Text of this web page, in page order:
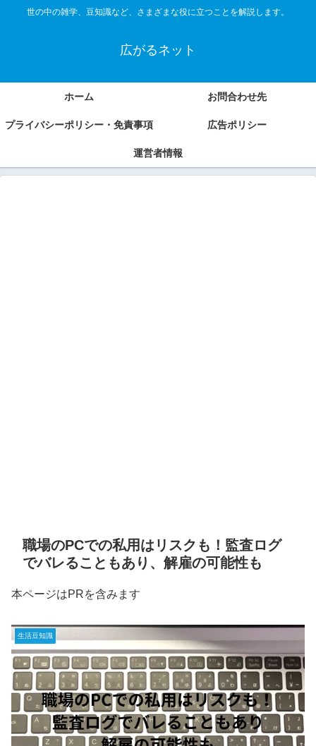
世の中の雑学、豆知識など、さまざまな役に立つことを解説します。
広がるネット
ホーム お問合わせ先
プライバシーポリシー・免責事項 広告ポリシー
運営者情報
職場のPCでの私用はリスクも！監査ログ
でバレることもあり、解雇の可能性も
本ページはPRを含みます
生活豆知識